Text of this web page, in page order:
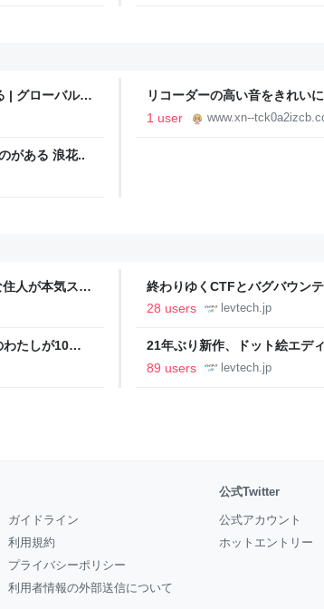
| グローバルマ
リコーダーの高い音をきれい
グ！
1 user www.xn--
がある 浪花..
人が本気スキ
東京・中央
終わりゆくCTFとバグバウン
ること【フォーカス】 - レバテ
28 users levtech.jp
たしが10年
21年ぶり新作、ドット絵エデ
ついて作者に聞く【フォーカ
89 users levtech.jp
ガイドライン
利用規約
プライバシーポリシー
利用者情報の外部送信について
公式Twitter
公式アカウント
ホットエントリー